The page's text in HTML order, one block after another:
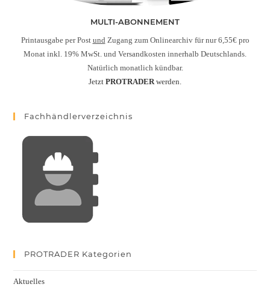
MULTI-ABONNEMENT
Printausgabe per Post und Zugang zum Onlinearchiv für nur 6,55€ pro
Monat inkl. 19% MwSt. und Versandkosten innerhalb Deutschlands.
Natürlich monatlich kündbar.
Jetzt PROTRADERwerden.
Fachhändlerverzeichnis
PROTRADER Kategorien
Aktuelles